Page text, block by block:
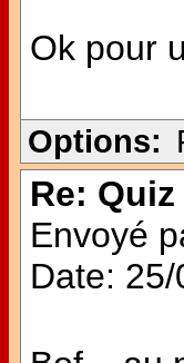
Ok pour
Options:
Re:
Envoyé
Date: